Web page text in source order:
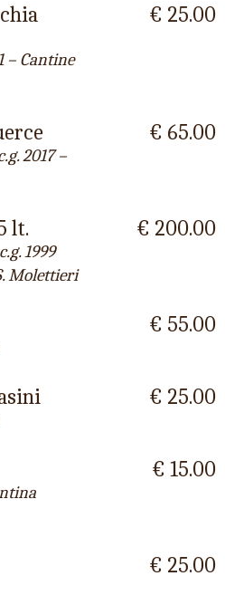
– Cantine
€ 25.00
2017 –
€ 65.00
lt.
1999
Molettieri
€ 200.00
€ 55.00
€ 25.00
€ 15.00
€ 25.00